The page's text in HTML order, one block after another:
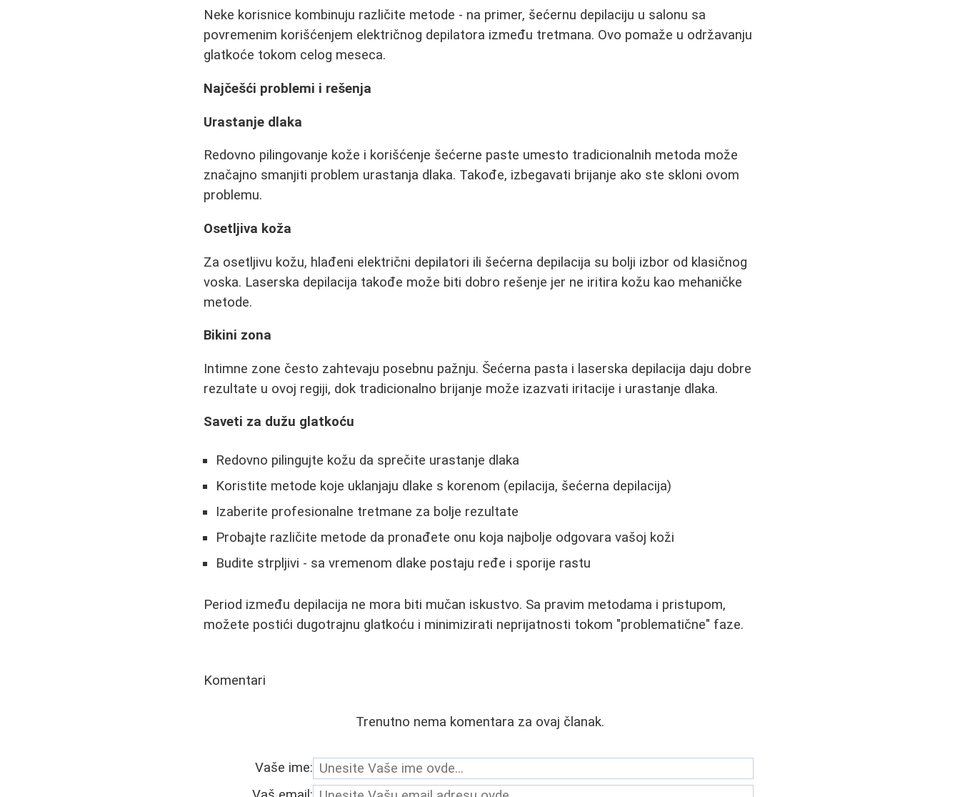
Neke korisnice kombinuju različite metode - na primer, šećernu depilaciju u salonu sa
povremenim korišćenjem električnog depilatora između tretmana. Ovo pomaže u održavanju
glatkoće tokom celog meseca.
Najčešći problemi i rešenja
Urastanje dlaka
Redovno pilingovanje kože i korišćenje šećerne paste umesto tradicionalnih metoda može
značajno smanjiti problem urastanja dlaka. Takođe, izbegavati brijanje ako ste skloni ovom
problemu.
Osetljiva koža
Za osetljivu kožu, hlađeni električni depilatori ili šećerna depilacija su bolji izbor od klasičnog
voska. Laserska depilacija takođe može biti dobro rešenje jer ne iritira kožu kao mehaničke
metode.
Bikini zona
Intimne zone često zahtevaju posebnu pažnju. Šećerna pasta i laserska depilacija daju dobre
rezultate u ovoj regiji, dok tradicionalno brijanje može izazvati iritacije i urastanje dlaka.
Saveti za dužu glatkoću
Redovno pilingujte kožu da sprečite urastanje dlaka
Koristite metode koje uklanjaju dlake s korenom (epilacija, šećerna depilacija)
Izaberite profesionalne tretmane za bolje rezultate
Probajte različite metode da pronađete onu koja najbolje odgovara vašoj koži
Budite strpljivi - sa vremenom dlake postaju ređe i sporije rastu
Period između depilacija ne mora biti mučan iskustvo. Sa pravim metodama i pristupom,
možete postići dugotrajnu glatkoću i minimizirati neprijatnosti tokom "problematične" faze.
Komentari
Trenutno nema komentara za ovaj članak.
Vaše ime: